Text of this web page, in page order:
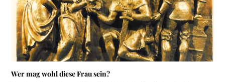
Wer mag wohl diese Frau sein?